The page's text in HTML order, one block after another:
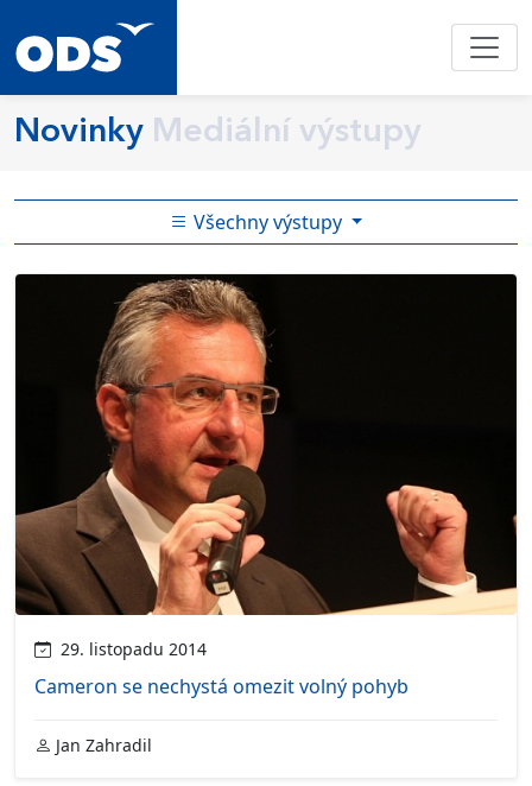
Novinky Mediální výstupy
Všechny výstupy
29. listopadu 2014
Cameron se nechystá omezit volný pohyb
Jan Zahradil